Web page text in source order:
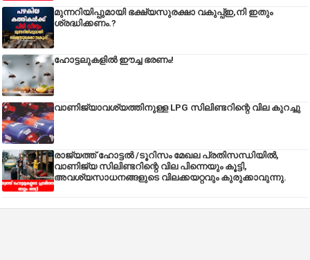
മുന്നറിയിപ്പുമായി ഭക്ഷ്യസുരക്ഷാ വകുപ്പ്ഇ,നി ഇതും
ശ്രദ്ധിക്കണം.?
ഹോട്ടലുകളിൽ ഈച്ച ഭരണം!
വാണിജ്യാവശ്യത്തിനുള്ള LPG സിലിണ്ടറിന്റെ വില കുറച്ചു
രാജ്യത്ത് ഹോട്ടൽ /ടൂറിസം മേഖല പ്രതിസന്ധിയിൽ,
വാണിജ്യ സിലിണ്ടറിന്റെ വില പിന്നെയും കൂട്ടി,
അവശ്യസാധനങ്ങളുടെ വിലക്കയറ്റവും കുരുക്കാവുന്നു.